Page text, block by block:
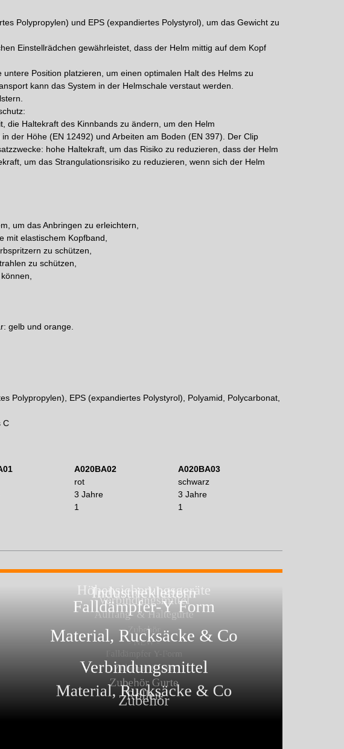
Polypropylen) und EPS (expandiertes Polystyrol), um das Gewicht zu
Einstellrädchen gewährleistet, dass der Helm mittig auf dem Kopf
Position platzieren, um einen optimalen Halt des Helms zu
kann das System in der Helmschale verstaut werden.
die Haltekraft des Kinnbands zu ändern, um den Helm
der Höhe (EN 12492) und Arbeiten am Boden (EN 397). Der Clip
hohe Haltekraft, um das Risiko zu reduzieren, dass der Helm
um das Strangulationsrisiko zu reduzieren, wenn sich der Helm
um das Anbringen zu erleichtern,
mit elastischem Kopfband,
zu schützen,
zu schützen,
gelb und orange.
Polypropylen), EPS (expandiertes Polystyrol), Polyamid, Polycarbonat,
C
A020BA02
A020BA03
rot
schwarz
3 Jahre
3 Jahre
1 1